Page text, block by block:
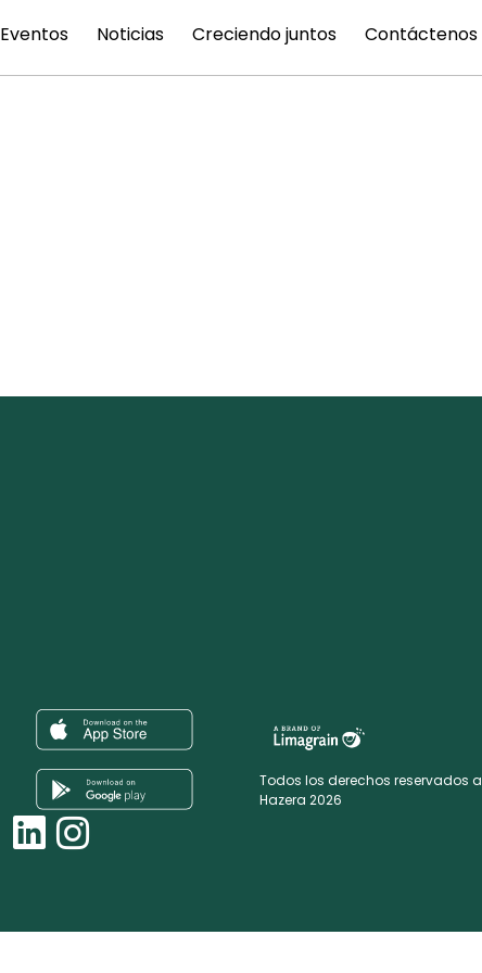
Eventos Noticias Creciendo juntos Contáctenos
Todos los derechos reservados a
Hazera 2026